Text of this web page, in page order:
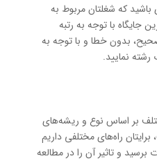
که شغلتان مربوط به
جایگاه با توجه به رتبه‌
بدون خطا و با توجه به
رشته نمایید.
بر اساس نوع و ریشه‌های
راه‌های مختلفی داریم
و تاثیر آن را در مطالعه